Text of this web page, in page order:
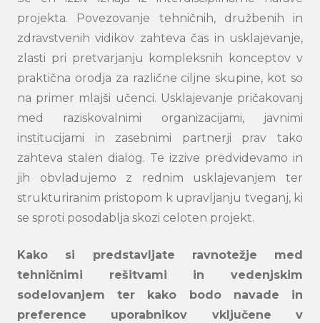
projekta. Povezovanje tehničnih, družbenih in
zdravstvenih vidikov zahteva čas in usklajevanje,
zlasti pri pretvarjanju kompleksnih konceptov v
praktična orodja za različne ciljne skupine, kot so
na primer mlajši učenci. Usklajevanje pričakovanj
med raziskovalnimi organizacijami, javnimi
institucijami in zasebnimi partnerji prav tako
zahteva stalen dialog. Te izzive predvidevamo in
jih obvladujemo z rednim usklajevanjem ter
strukturiranim pristopom k upravljanju tveganj, ki
se sproti posodablja skozi celoten projekt.
Kako si predstavljate ravnotežje med
tehničnimi rešitvami in vedenjskim
sodelovanjem ter kako bodo navade in
preference uporabnikov vključene v